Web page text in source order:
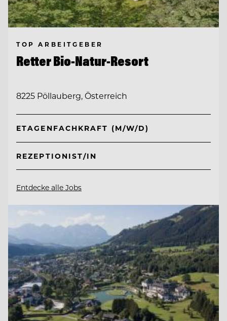
TOP ARBEITGEBER
Retter Bio-Natur-Resort
8225 Pöllauberg, Österreich
ETAGENFACHKRAFT (M/W/D)
REZEPTIONIST/IN
Entdecke alle Jobs